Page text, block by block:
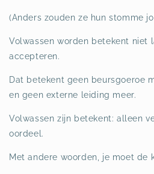
(Anders zouden ze hun stomme
Volwassen worden betekent niet
accepteren.
Dat betekent geen beursgoeroe
en geen externe leiding meer.
Volwassen zijn betekent: alleen
oordeel.
Met andere woorden, je moet de